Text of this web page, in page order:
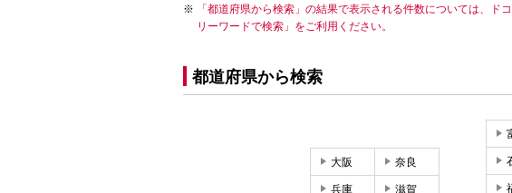
「都道府県から検索」の結果で表示される件数については、
リーワードで検索」をご利用ください。
都道府県から検索
大阪 奈良
兵庫 滋賀